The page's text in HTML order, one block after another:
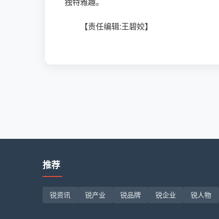
独特雅趣。
【责任编辑:王碧姣】
推荐
锐资讯 锐产业 锐品牌 锐企业 锐人物